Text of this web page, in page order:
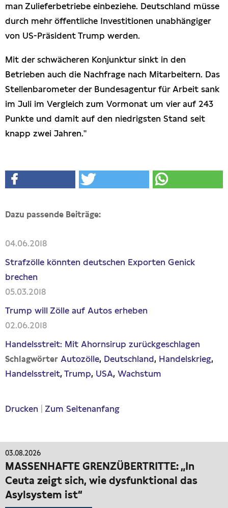
man Zulieferbetriebe einbeziehe. Deutschland müsse
durch mehr öffentliche Investitionen unabhängiger
von US-Präsident Trump werden.
Mit der schwächeren Konjunktur sinkt in den
Betrieben auch die Nachfrage nach Mitarbeitern. Das
Stellenbarometer der Bundesagentur für Arbeit sank
im Juli im Vergleich zum Vormonat um vier auf 243
Punkte und damit auf den niedrigsten Stand seit
knapp zwei Jahren."
Dazu passende Beiträge:
04.06.2018
Strafzölle könnten deutschen Exporten Genick
brechen
05.03.2018
Trump will Zölle auf Autos erheben
02.06.2018
Handelsstreit: Mit Ahornsirup zurückgeschlagen
Schlagwörter Autozölle Deutschland Handelskrieg
Handelsstreit Trump USA Wachstum
Drucken Zum Seitenanfang
03.08.2026
MASSENHAFTE GRENZÜBERTRITTE: „In
Ceuta zeigt sich, wie dysfunktional das
Asylsystem ist“